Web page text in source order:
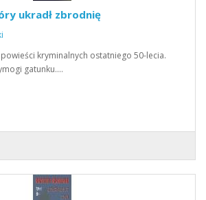
ukradł zbrodnię
kryminalnych ostatniego 50-lecia.
gatunku.…